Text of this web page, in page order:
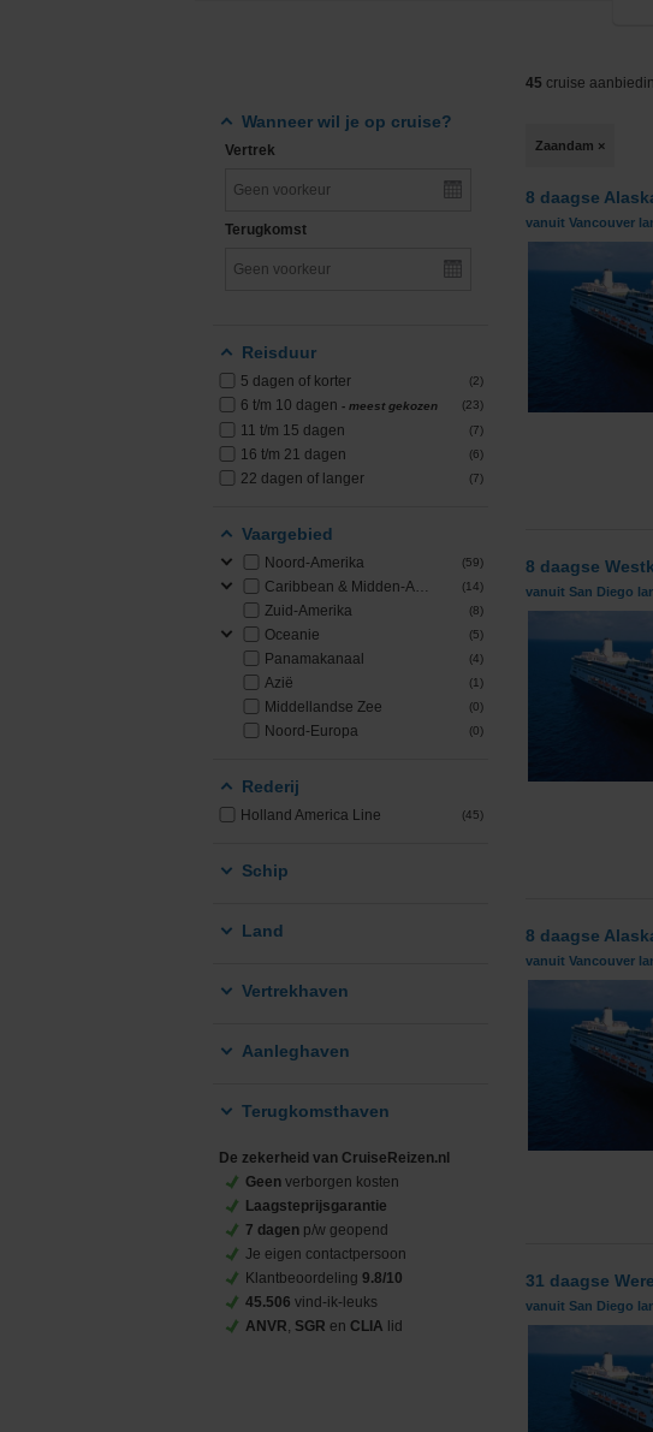
Norwegian Cruise Line
Oceania Cruises
Princess Cruises
SeaDream Yacht Club
Silversea Cruises
Zuid-Amerika
Wanneer wil je op cruise?
Vertrek
Terugkomst
Reisduur
5 dagen of korter (2)
6 t/m 10 dagen - meest gekozen (23)
11 t/m 15 dagen (7)
16 t/m 21 dagen (6)
22 dagen of langer (7)
Vaargebied
Noord-Amerika (59)
Caribbean & Midden-Amerika (14)
Zuid-Amerika (8)
Oceanie (5)
Panamakanaal (4)
Azië (1)
Middellandse Zee (0)
Noord-Europa (0)
Rederij
Holland America Line (45)
Schip
Land
Vertrekhaven
Aanleghaven
Terugkomsthaven
De zekerheid van CruiseReizen.nl
Geen verborgen kosten
Laagsteprijsgarantie
7 dagen p/w geopend
Je eigen contactpersoon
Klantbeoordeling 9.8/10
45.506 vind-ik-leuks
ANVR, SGR en CLIA lid
45 cruise
Zaandam ×
8 daagse
vanuit Vancouver
8 daagse
vanuit San Diego
8 daagse
vanuit Vancouver
31 daagse
vanuit San Diego